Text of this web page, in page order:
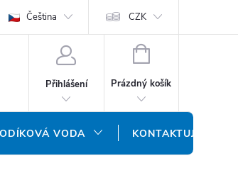
OSOBNÍCH ÚDAJŮ NÁŠ SLOVENSKÝ E-
Čeština CZK
Přihlášení
NÁKUPNÍ
Prázdný košík
VODA KONTAKTUJTE NÁS